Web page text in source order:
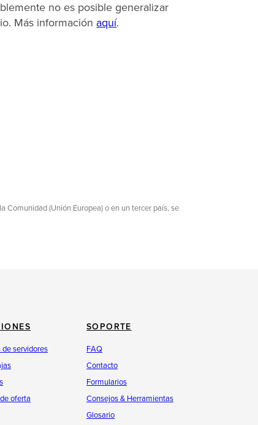
no es posible generalizar
Más información aquí.
Comunidad (Unión Europea) o en un tercer país, se
servidores
oferta
SOPORTE
FAQ
Contacto
Formularios
Consejos & Herramientas
Glosario